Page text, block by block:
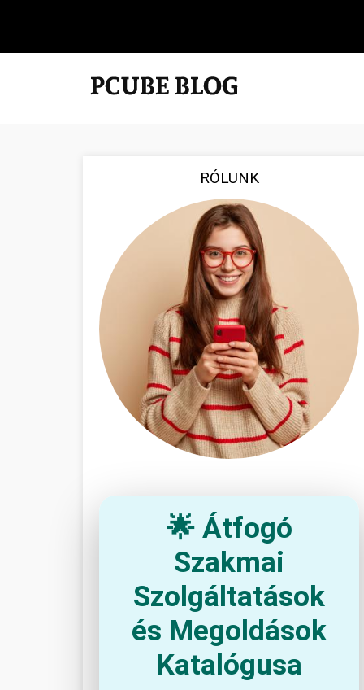
RÓLUNK
🌟 Átfogó
Szakmai
Szolgáltatások
és Megoldások
Katalógusa